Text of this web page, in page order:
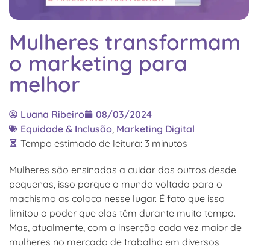
Mulheres transformam
o marketing para
melhor
Luana Ribeiro
08/03/2024
Equidade & Inclusão Marketing Digital
Tempo estimado de leitura: 3 minutos
Mulheres são ensinadas a cuidar dos outros desde
pequenas, isso porque o mundo voltado para o
machismo as coloca nesse lugar. É fato que isso
limitou o poder que elas têm durante muito tempo.
Mas, atualmente, com a inserção cada vez maior de
mulheres no mercado de trabalho em diversos